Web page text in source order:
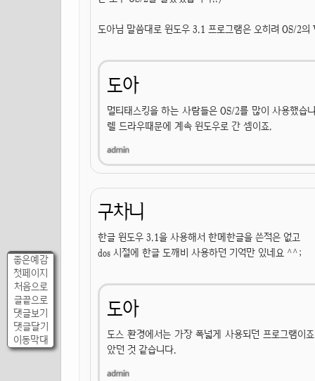
좋은예감
첫페이지
처음으로
글끝으로
댓글보기
댓글달기
이동막대
도아님 말씀대로 윈도우 3.1 프로그램은 오히려 OS/2
도아
멀티태스킹을 하는 사람들은 OS/2를 많이 사용했습
렐 드라우때문에 계속 윈도우로 간 셈이죠.
구차니
한글 윈도우 3.1을 사용해서 한메한글을 쓴적은 없고
dos 시절에 한글 도깨비 사용하던 기억만 있네요 ^^;
도아
도스 환경에서는 가장 폭넓게 사용되던 프로그램
았던 것 같습니다.